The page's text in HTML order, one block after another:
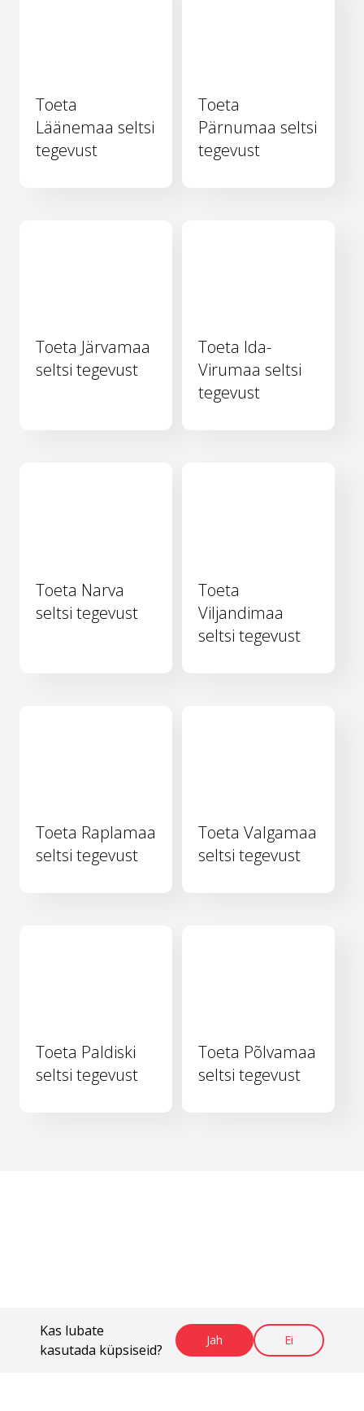
Kas lubate
kasutada küpsiseid?
Jah Ei
Toeta
Läänemaa seltsi
tegevust
Toeta
Pärnumaa seltsi
tegevust
Toeta Järvamaa
seltsi tegevust
Toeta Ida-
Virumaa seltsi
tegevust
Toeta Narva
seltsi tegevust
Toeta
Viljandimaa
seltsi tegevust
Toeta Raplamaa
seltsi tegevust
Toeta Valgamaa
seltsi tegevust
Toeta Paldiski
seltsi tegevust
Toeta Põlvamaa
seltsi tegevust